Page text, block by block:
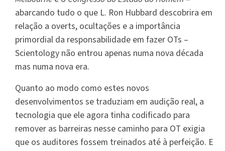
abarcando tudo o que L. Ron Hubbard descobrira em
relação a overts, ocultações e a importância
primordial da responsabilidade em fazer OTs –
Scientology não entrou apenas numa nova década
mas numa nova era.
Quanto ao modo como estes novos
desenvolvimentos se traduziam em audição real, a
tecnologia que ele agora tinha codificado para
remover as barreiras nesse caminho para OT exigia
que os auditores fossem treinados até à perfeição. E